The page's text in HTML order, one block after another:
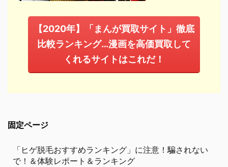
【2020年】「まんが買取サイト」徹底
比較ランキング…漫画を高価買取して
くれるサイトはこれだ！
固定ページ
「ヒゲ脱毛おすすめランキング」に注意！騙されない
で！＆体験レポート＆ランキング